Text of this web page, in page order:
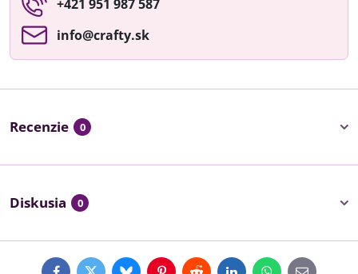
+421 951 987 587
info​@crafty​.sk
Recenzie 0
Diskusia 0